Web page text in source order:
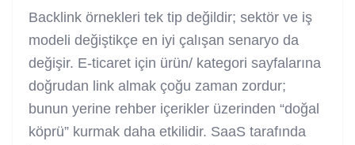
Backlink örnekleri tek tip değildir; sektör ve iş
modeli değiştikçe en iyi çalışan senaryo da
değişir. E-ticaret için ürün/ kategori sayfalarına
doğrudan link almak çoğu zaman zordur;
bunun yerine rehber içerikler üzerinden “doğal
köprü” kurmak daha etkilidir. SaaS tarafında